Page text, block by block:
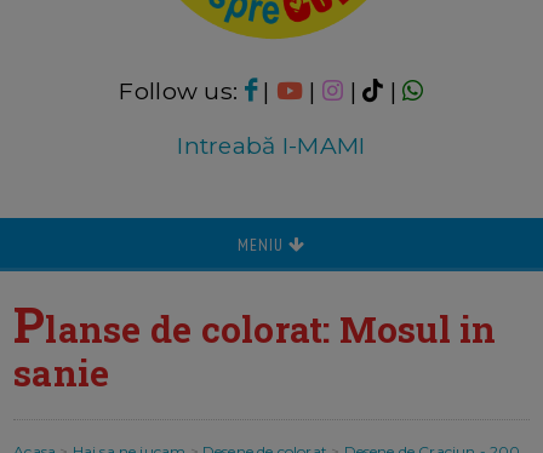
Follow us: | | |
|
Intreabă I-MAMI
MENIU
Planse de colorat: Mosul in
sanie